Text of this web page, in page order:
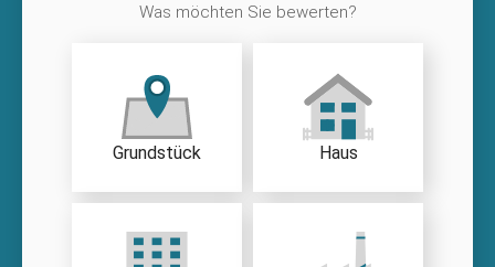
Was möchten Sie bewerten?
Grundstück Haus